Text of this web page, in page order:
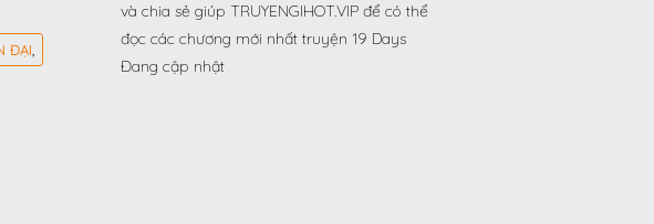
ĐẠI
và chia sẻ giúp TRUYENGIHOT.VIP để có thể
đọc các chương mới nhất truyện 19 Days
Đang cập nhật